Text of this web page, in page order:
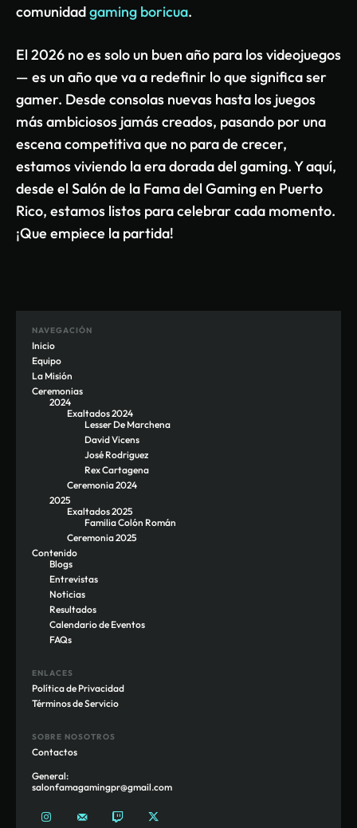
comunidadgaming boricua.
El 2026 no es solo un buen año para los videojuegos
— es un año que va a redefinir lo que significa ser
gamer. Desde consolas nuevas hasta los juegos
más ambiciosos jamás creados, pasando por una
escena competitiva que no para de crecer,
estamos viviendo la era dorada del gaming. Y aquí,
desde el Salón de la Fama del Gaming en Puerto
Rico, estamos listos para celebrar cada momento.
¡Que empiece la partida!
NAVEGACIÓN
Inicio
Equipo
La Misión
Ceremonias
2024
Exaltados 2024
Lesser De Marchena
David Vicens
José Rodriguez
Rex Cartagena
Ceremonia 2024
2025
Exaltados 2025
Familia Colón Román
Ceremonia 2025
Contenido
Blogs
Entrevistas
Noticias
Resultados
Calendario de Eventos
FAQs
ENLACES
Política de Privacidad
Términos de Servicio
SOBRE NOSOTROS
Contactos
General:
salonfamagamingpr@gmail.com